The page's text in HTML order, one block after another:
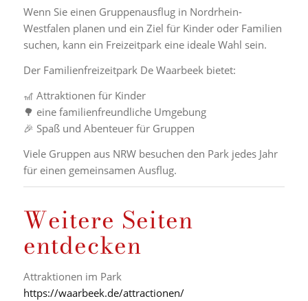
Wenn Sie einen Gruppenausflug in Nordrhein-
Westfalen planen und ein Ziel für Kinder oder Familien
suchen, kann ein Freizeitpark eine ideale Wahl sein.
Der Familienfreizeitpark De Waarbeek bietet:
🎢 Attraktionen für Kinder
🌳 eine familienfreundliche Umgebung
🎉 Spaß und Abenteuer für Gruppen
Viele Gruppen aus NRW besuchen den Park jedes Jahr
für einen gemeinsamen Ausflug.
Weitere Seiten
entdecken
Attraktionen im Park
https://waarbeek.de/attractionen/